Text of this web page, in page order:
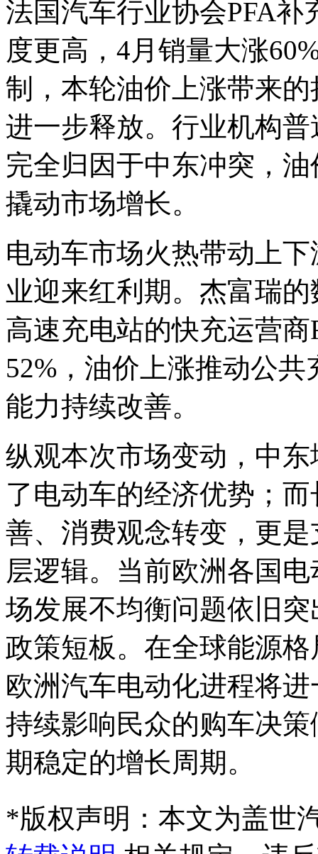
法国汽车行业协会PFA
度更高，4月销量大涨
制，本轮油价上涨带来
进一步释放。行业机构
完全归因于中东冲突，
撬动市场增长。
电动车市场火热带动上
业迎来红利期。杰富瑞
高速充电站的快充运营商
52%，油价上涨推动公
能力持续改善。
纵观本次市场变动，中
了电动车的经济优势；
善、消费观念转变，更
层逻辑。当前欧洲各国
场发展不均衡问题依旧
政策短板。在全球能源
欧洲汽车电动化进程将
持续影响民众的购车决
期稳定的增长周期。
*版权声明：本文为盖世